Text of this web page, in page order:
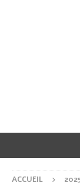
ACCUEIL